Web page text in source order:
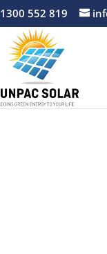
1300 552 819